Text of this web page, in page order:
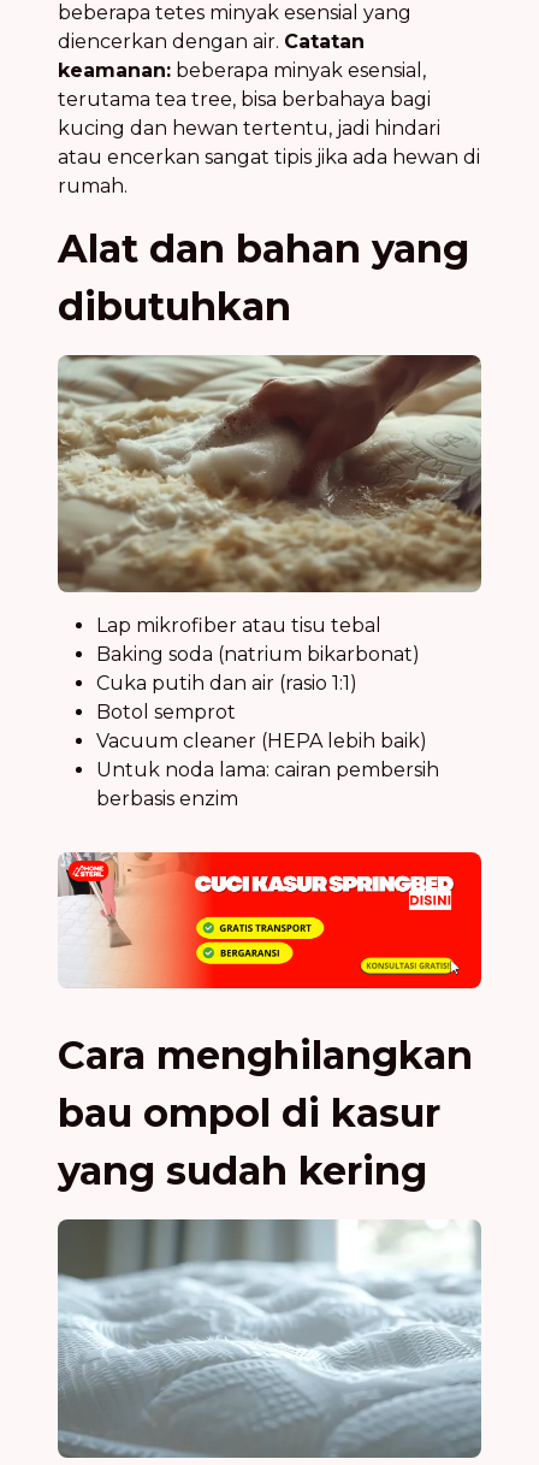
beberapa tetes minyak esensial yang
diencerkan dengan air. Catatan
keamanan: beberapa minyak esensial,
terutama tea tree, bisa berbahaya bagi
kucing dan hewan tertentu, jadi hindari
atau encerkan sangat tipis jika ada hewan di
rumah.
Alat dan bahan yang
dibutuhkan
Lap mikrofiber atau tisu tebal
Baking soda (natrium bikarbonat)
Cuka putih dan air (rasio 1:1)
Botol semprot
Vacuum cleaner (HEPA lebih baik)
Untuk noda lama: cairan pembersih
berbasis enzim
Cara menghilangkan
bau ompol di kasur
yang sudah kering